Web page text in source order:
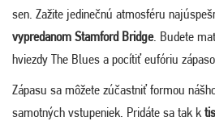
sen. Zažite jedinečnú atmosféru
vypredanom Stamford Bridge. Budete
hviezdy The Blues a pocítiť eufóriu
Zápasu sa môžete zúčastniť formou
samotných vstupeniek. Pridáte sa tak k